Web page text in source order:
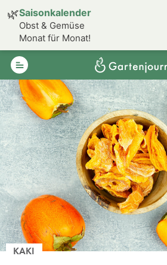
KAKI
🌿Saisonkalender
Obst & Gemüse
Monat für Monat!